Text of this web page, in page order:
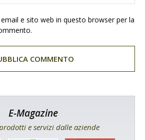
e sito web in questo browser per la
E-Magazine
e servizi dalle aziende